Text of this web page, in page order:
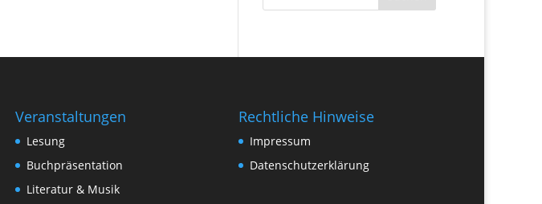
Veranstaltungen
Lesung
Buchpräsentation
Literatur & Musik
Rechtliche Hinweise
Impressum
Datenschutzerklärung